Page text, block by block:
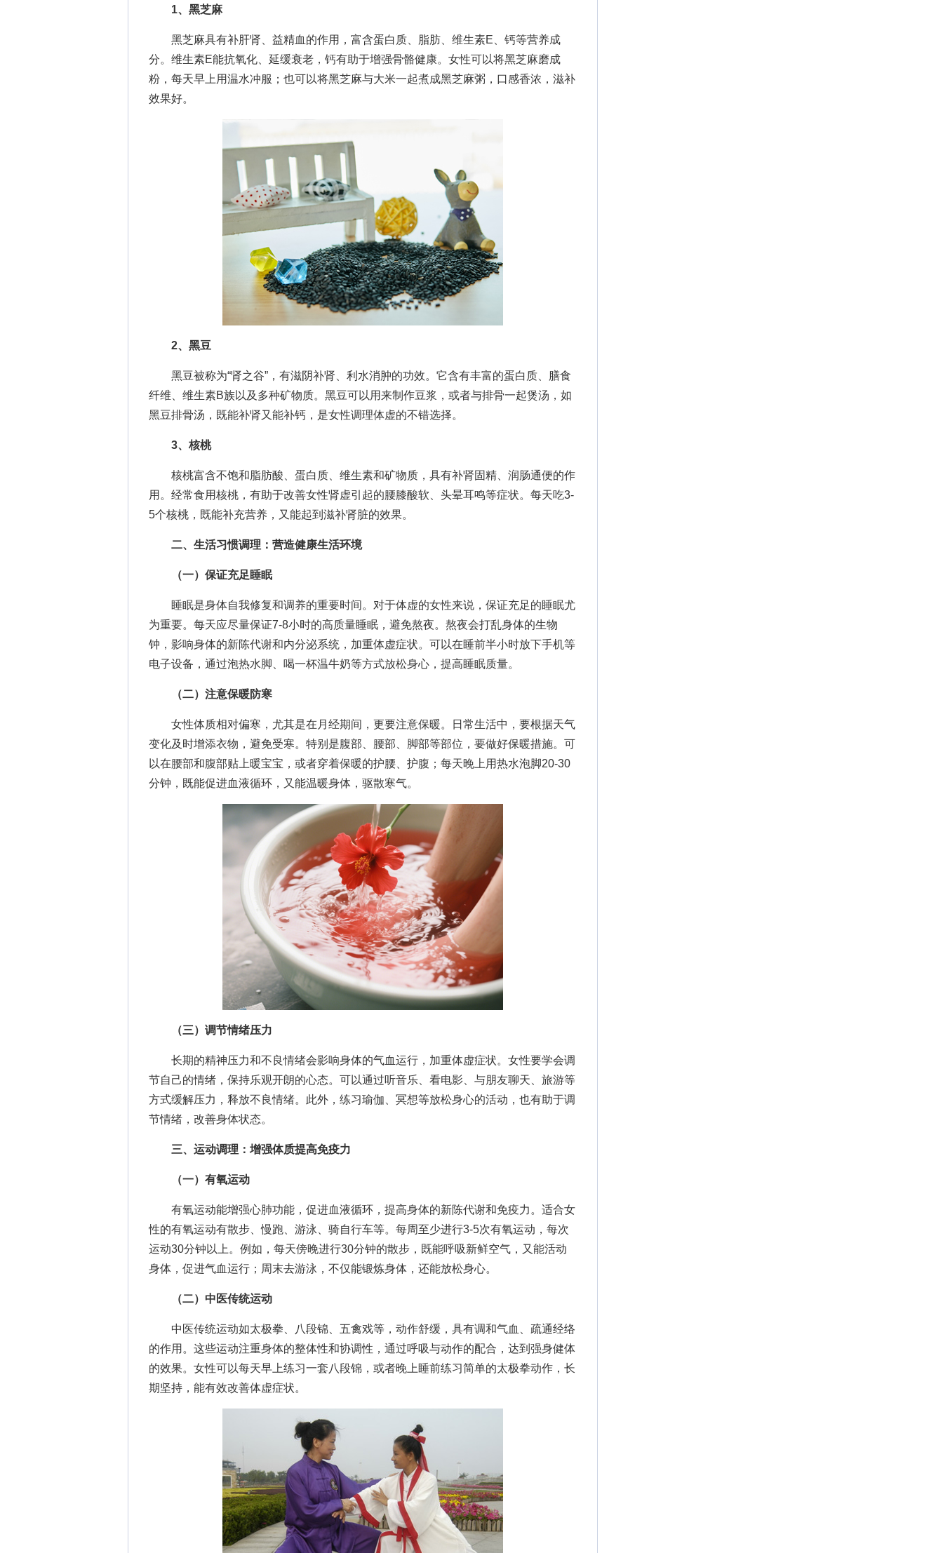
1、黑芝麻
黑芝麻具有补肝肾、益精血的作用，富含蛋白质、脂肪、维生素E、钙等营养成
分。维生素E能抗氧化、延缓衰老，钙有助于增强骨骼健康。女性可以将黑芝麻磨成
粉，每天早上用温水冲服；也可以将黑芝麻与大米一起煮成黑芝麻粥，口感香浓，滋补
效果好。
2、黑豆
黑豆被称为“肾之谷”，有滋阴补肾、利水消肿的功效。它含有丰富的蛋白质、膳食
纤维、维生素B族以及多种矿物质。黑豆可以用来制作豆浆，或者与排骨一起煲汤，如
黑豆排骨汤，既能补肾又能补钙，是女性调理体虚的不错选择。
3、核桃
核桃富含不饱和脂肪酸、蛋白质、维生素和矿物质，具有补肾固精、润肠通便的作
用。经常食用核桃，有助于改善女性肾虚引起的腰膝酸软、头晕耳鸣等症状。每天吃3-
5个核桃，既能补充营养，又能起到滋补肾脏的效果。
二、生活习惯调理：营造健康生活环境
（一）保证充足睡眠
睡眠是身体自我修复和调养的重要时间。对于体虚的女性来说，保证充足的睡眠尤
为重要。每天应尽量保证7-8小时的高质量睡眠，避免熬夜。熬夜会打乱身体的生物
钟，影响身体的新陈代谢和内分泌系统，加重体虚症状。可以在睡前半小时放下手机等
电子设备，通过泡热水脚、喝一杯温牛奶等方式放松身心，提高睡眠质量。
（二）注意保暖防寒
女性体质相对偏寒，尤其是在月经期间，更要注意保暖。日常生活中，要根据天气
变化及时增添衣物，避免受寒。特别是腹部、腰部、脚部等部位，要做好保暖措施。可
以在腰部和腹部贴上暖宝宝，或者穿着保暖的护腰、护腹；每天晚上用热水泡脚20-30
分钟，既能促进血液循环，又能温暖身体，驱散寒气。
（三）调节情绪压力
长期的精神压力和不良情绪会影响身体的气血运行，加重体虚症状。女性要学会调
节自己的情绪，保持乐观开朗的心态。可以通过听音乐、看电影、与朋友聊天、旅游等
方式缓解压力，释放不良情绪。此外，练习瑜伽、冥想等放松身心的活动，也有助于调
节情绪，改善身体状态。
三、运动调理：增强体质提高免疫力
（一）有氧运动
有氧运动能增强心肺功能，促进血液循环，提高身体的新陈代谢和免疫力。适合女
性的有氧运动有散步、慢跑、游泳、骑自行车等。每周至少进行3-5次有氧运动，每次
运动30分钟以上。例如，每天傍晚进行30分钟的散步，既能呼吸新鲜空气，又能活动
身体，促进气血运行；周末去游泳，不仅能锻炼身体，还能放松身心。
（二）中医传统运动
中医传统运动如太极拳、八段锦、五禽戏等，动作舒缓，具有调和气血、疏通经络
的作用。这些运动注重身体的整体性和协调性，通过呼吸与动作的配合，达到强身健体
的效果。女性可以每天早上练习一套八段锦，或者晚上睡前练习简单的太极拳动作，长
期坚持，能有效改善体虚症状。